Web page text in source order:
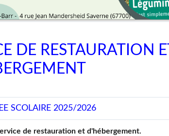
DE RESTAURATION ET
SCOLAIRE 2025/2026
de restauration et d'hébergement.